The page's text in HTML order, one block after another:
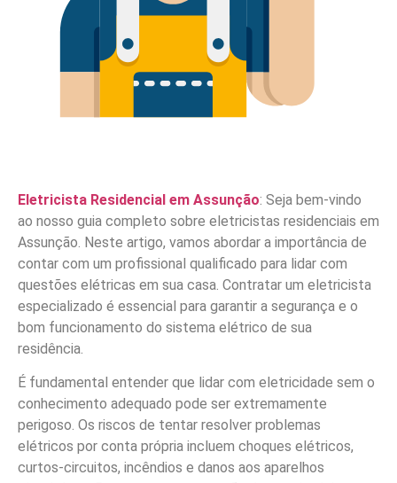
Eletricista Residencial em Assunção: Seja bem-vindo
ao nosso guia completo sobre eletricistas residenciais em
Assunção. Neste artigo, vamos abordar a importância de
contar com um profissional qualificado para lidar com
questões elétricas em sua casa. Contratar um eletricista
especializado é essencial para garantir a segurança e o
bom funcionamento do sistema elétrico de sua
residência.
É fundamental entender que lidar com eletricidade sem o
conhecimento adequado pode ser extremamente
perigoso. Os riscos de tentar resolver problemas
elétricos por conta própria incluem choques elétricos,
curtos-circuitos, incêndios e danos aos aparelhos